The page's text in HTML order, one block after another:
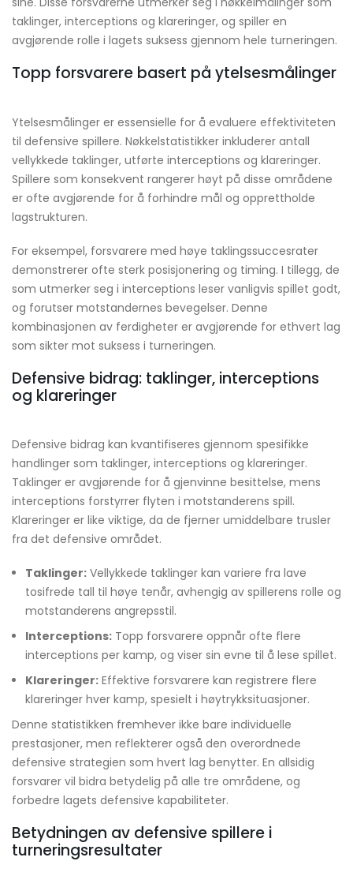
taklinger, interceptions og klareringer, og spiller en
avgjørende rolle i lagets suksess gjennom hele turneringen.
Topp forsvarere basert på ytelsesmålinger
Ytelsesmålinger er essensielle for å evaluere effektiviteten
til defensive spillere. Nøkkelstatistikker inkluderer antall
vellykkede taklinger, utførte interceptions og klareringer.
Spillere som konsekvent rangerer høyt på disse områdene
er ofte avgjørende for å forhindre mål og opprettholde
lagstrukturen.
For eksempel, forsvarere med høye taklingssuccesrater
demonstrerer ofte sterk posisjonering og timing. I tillegg, de
som utmerker seg i interceptions leser vanligvis spillet godt,
og forutser motstandernes bevegelser. Denne
kombinasjonen av ferdigheter er avgjørende for ethvert lag
som sikter mot suksess i turneringen.
Defensive bidrag: taklinger, interceptions
og klareringer
Defensive bidrag kan kvantifiseres gjennom spesifikke
handlinger som taklinger, interceptions og klareringer.
Taklinger er avgjørende for å gjenvinne besittelse, mens
interceptions forstyrrer flyten i motstanderens spill.
Klareringer er like viktige, da de fjerner umiddelbare trusler
fra det defensive området.
Taklinger: Vellykkede taklinger kan variere fra lave
tosifrede tall til høye tenår, avhengig av spillerens rolle og
motstanderens angrepsstil.
Interceptions: Topp forsvarere oppnår ofte flere
interceptions per kamp, og viser sin evne til å lese spillet.
Klareringer: Effektive forsvarere kan registrere flere
klareringer hver kamp, spesielt i høytrykksituasjoner.
Denne statistikken fremhever ikke bare individuelle
prestasjoner, men reflekterer også den overordnede
defensive strategien som hvert lag benytter. En allsidig
forsvarer vil bidra betydelig på alle tre områdene, og
forbedre lagets defensive kapabiliteter.
Betydningen av defensive spillere i
turneringsresultater